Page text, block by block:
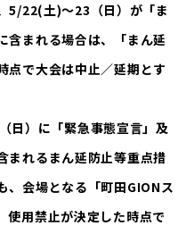
5/22(土)～23（日）が「ま
含まれる場合は、「まん延
点で大会は中止／延期とす
日）に「緊急事態宣言」及
まれるまん延防止等重点措
、会場となる「町田GIONス
使用禁止が決定した時点で